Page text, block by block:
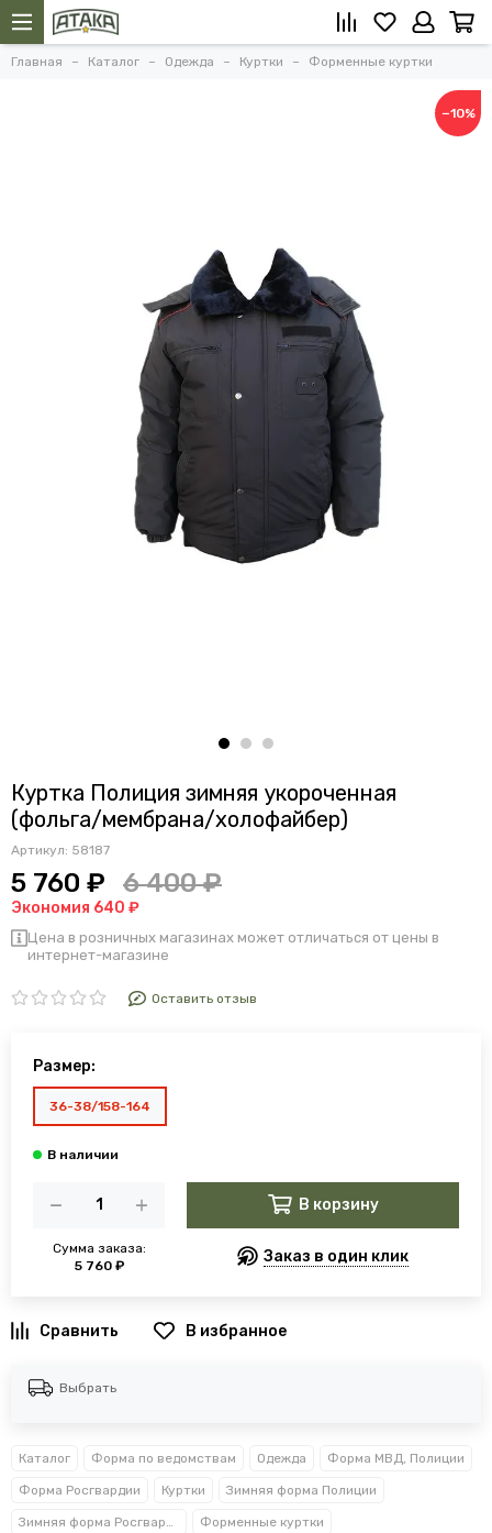
Главная Каталог Одежда Куртки Форменные куртки
−10%
Куртка Полиция зимняя укороченная
(фольга/мембрана/холофайбер)
Артикул: 58187
5 760 ₽ 6 400 ₽
Экономия 640 ₽
Цена в розничных магазинах может отличаться от цены в
интернет-магазине
Оставить отзыв
Размер:
36-38/158-164
Сумма заказа:
5 760 ₽
В корзину
Заказ в один клик
В избранное
Выбрать
Каталог Форма по ведомствам Одежда Форма МВД, Полиции
Форма Росгвардии Куртки Зимняя форма Полиции
Зимняя форма Росгвардии Форменные куртки